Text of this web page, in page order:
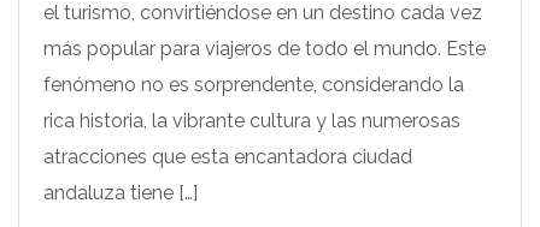
el turismo, convirtiéndose en un destino cada vez
más popular para viajeros de todo el mundo. Este
fenómeno no es sorprendente, considerando la
rica historia, la vibrante cultura y las numerosas
atracciones que esta encantadora ciudad
andaluza tiene […]